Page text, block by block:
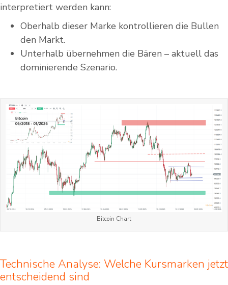
interpretiert werden kann:
Oberhalb dieser Marke kontrollieren die Bullen
den Markt.
Unterhalb übernehmen die Bären – aktuell das
dominierende Szenario.
Bitcoin Chart
Technische Analyse: Welche Kursmarken jetzt
entscheidend sind